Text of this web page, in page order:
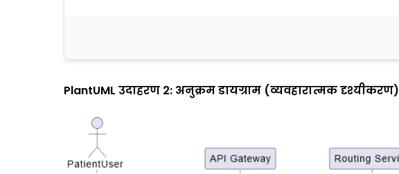
PlantUML उदाहरण 2: अनुक्रम डायग्राम (व्यवहारात्मक दृश्यीकरण)